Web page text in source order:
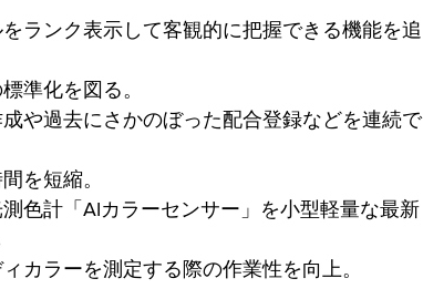
をランク表示して客観的に把握できる機能を追
準化を図る。
成や過去にさかのぼった配合登録などを連続で
を短縮。
測色計「AIカラーセンサー」を小型軽量な最新
カラーを測定する際の作業性を向上。